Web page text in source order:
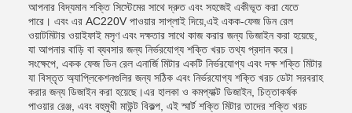
আপনার বিদ্যমান শক্তি সিস্টেমের সাথে দ্রুত এবং সহজেই একীভূত করা যেতে
পারে। এবং এর AC220V পাওয়ার সাপ্লাই দিয়ে,এই একক-ফেজ ডিন রেল
ওয়াটমিটার ওয়াইফাই মসৃণ এবং দক্ষতার সাথে কাজ করার জন্য ডিজাইন করা হয়েছে,
যা আপনার বাড়ি বা ব্যবসার জন্য নির্ভরযোগ্য শক্তি খরচ তথ্য প্রদান করে।
সংক্ষেপে, একক ফেজ ডিন রেল এনার্জি মিটার একটি নির্ভরযোগ্য এবং দক্ষ শক্তি মিটার
যা বিস্তৃত অ্যাপ্লিকেশনগুলির জন্য সঠিক এবং নির্ভরযোগ্য শক্তি খরচ ডেটা সরবরাহ
করার জন্য ডিজাইন করা হয়েছে।এর হালকা ও কমপ্যাক্ট ডিজাইন, চিত্তাকর্ষক
পাওয়ার রেঞ্জ, এবং বহুমুখী মাউন্ট বিকল্প, এই স্মার্ট শক্তি মিটার তাদের শক্তি খরচ